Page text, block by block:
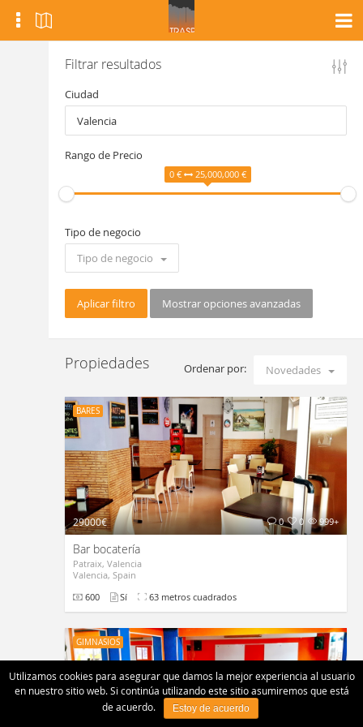
Filtrar resultados
Ciudad
Rango de Precio
0 € 25,000,000 €
Tipo de negocio
Tipo de negocio
Aplicar filtro Mostrar opciones avanzadas
Propiedades Ordenar por: Novedades
29000€ 999+
0
0
BARES
Bar bocatería
Patraix, Valencia
Valencia, Spain
600
Sí 63 metros cuadrados
GIMNASIOS
Utilizamos cookies para asegurar que damos la mejor experiencia al usuario
en nuestro sitio web. Si continúa utilizando este sitio asumiremos que está
de acuerdo.
Estoy de acuerdo